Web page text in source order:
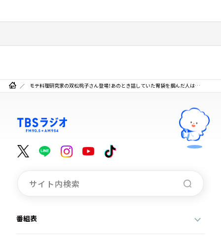
モテ料理研究家の双松桃子さん登場！あのとき話していた胃袋を掴んだ人は…
番組表